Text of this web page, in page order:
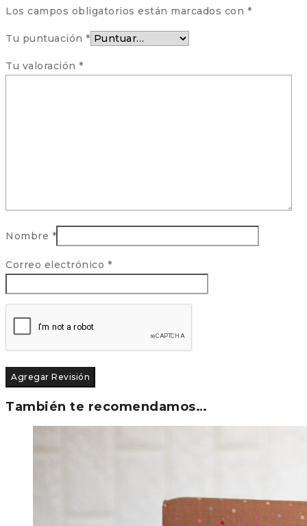
Los campos obligatorios están marcados con *
Tu puntuación *
Tu valoración *
Nombre *
Correo electrónico *
También te recomendamos…